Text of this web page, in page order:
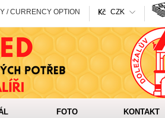
/ CURRENCY OPTION CZK
FOTO KONTAKT